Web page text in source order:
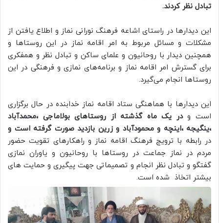
تبادل نظر کردند.
این دیدارها در راستای اشاعه فرهنگ نورانی نماز و اطلاع یافتن از
مشکلات و مسائل مربوط به امر اقامه نماز در این روستاها و
همچنین دیدار با روحانیون و علمای ساکن و تبادل نظر و همفکری
برای گسترش امر اقامه نماز و برنامه‌های نمازی و فرهنگی در این
روستاها انجام می‌گیرد.
این دیدارها با هماهنگی ستاد اقامه نماز خدابنده در حال برگزاری
است ودر یک ماه گذشته از روستاهای بولاماجی ،محمدآباد
،ینگیجه ،اینچه و محمودآباد و زرین بازدید صورت گرفته است و
در رابطه با ترویج فرهنگ اقامه نماز و راهکارهای تقویت حضور
مردم در نماز جماعت در روستاها با روحانیون و یاوران نمازی
گفتگو و تبادل نظر انجام و تصمیماتی جهت پیگیری و حمایت های
بیشتر اتخاذ شده است.